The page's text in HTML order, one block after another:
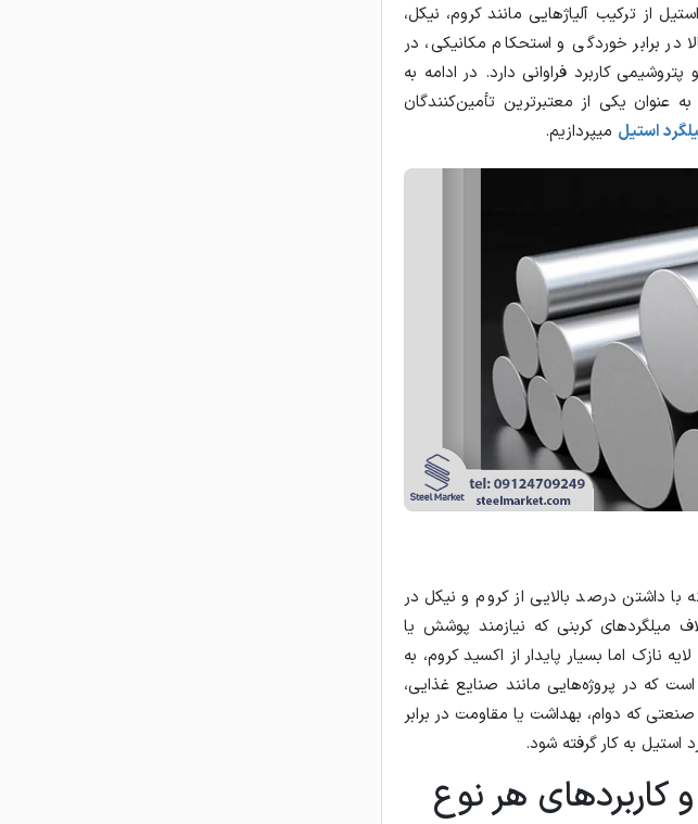
از ترکیب آلیاژهایی مانند کروم، نیکل،
برابر خوردگی و استحکام مکانیکی، در
کاربرد فراوانی دارد. در ادامه به
یکی از معتبرترین تأمین‌کنندگان
استیل میپردازیم.
با داشتن درصد بالایی از کروم و نیکل در
میلگردهای کربنی که نیازمند پوشش یا
نازک اما بسیار پایدار از اکسید کروم، به
که در پروژه‌هایی مانند صنایع غذایی،
که دوام، بهداشت یا مقاومت در برابر
استیل به کار گرفته شود.
کاربردهای هر نوع